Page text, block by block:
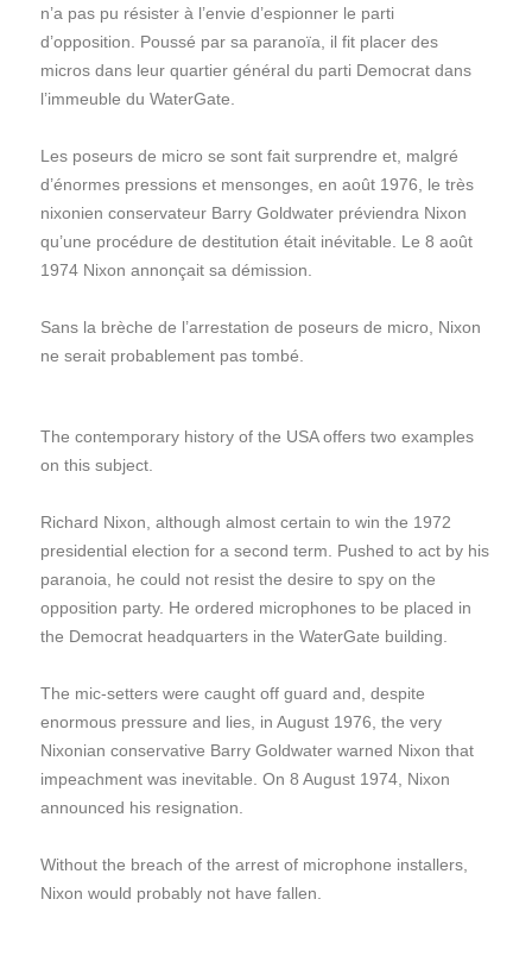
n’a pas pu résister à l’envie d’espionner le parti
d’opposition. Poussé par sa paranoïa, il fit placer des
micros dans leur quartier général du parti Democrat dans
l’immeuble du WaterGate.
Les poseurs de micro se sont fait surprendre et, malgré
d’énormes pressions et mensonges, en août 1976, le très
nixonien conservateur Barry Goldwater préviendra Nixon
qu’une procédure de destitution était inévitable. Le 8 août
1974 Nixon annonçait sa démission.
Sans la brèche de l’arrestation de poseurs de micro, Nixon
ne serait probablement pas tombé.
The contemporary history of the USA offers two examples
on this subject.
Richard Nixon, although almost certain to win the 1972
presidential election for a second term. Pushed to act by his
paranoia, he could not resist the desire to spy on the
opposition party. He ordered microphones to be placed in
the Democrat headquarters in the WaterGate building.
The mic-setters were caught off guard and, despite
enormous pressure and lies, in August 1976, the very
Nixonian conservative Barry Goldwater warned Nixon that
impeachment was inevitable. On 8 August 1974, Nixon
announced his resignation.
Without the breach of the arrest of microphone installers,
Nixon would probably not have fallen.